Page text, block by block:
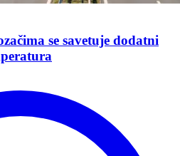
se savetuje dodatni